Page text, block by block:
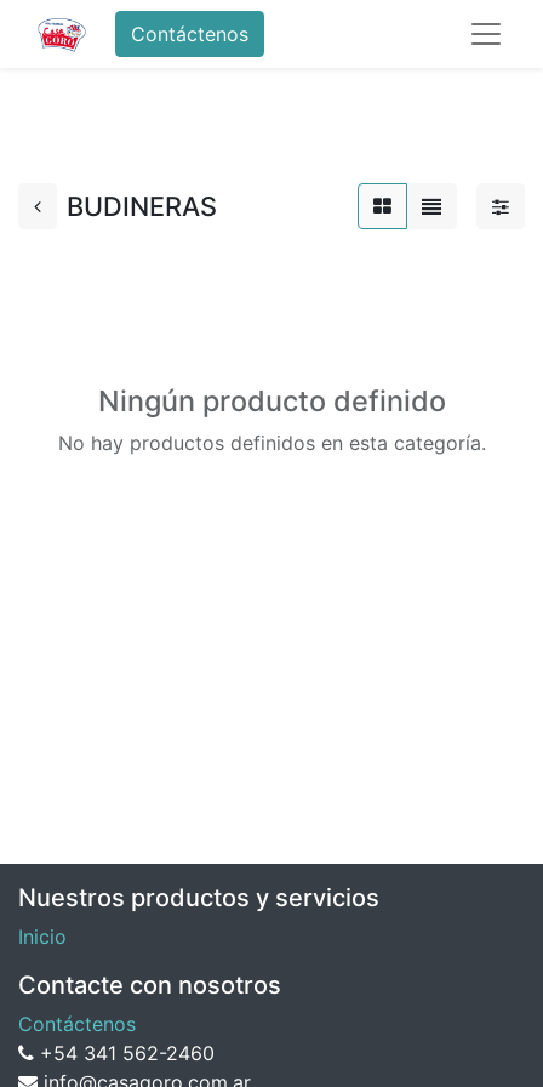
Contáctenos
BUDINERAS
Ningún producto definido
No hay productos definidos en esta categoría.
Nuestros productos y servicios
Inicio
Contacte con nosotros
Contáctenos
+54 341 562-2460
info@casagoro.com.ar